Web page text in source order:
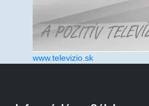
www.televizio.sk